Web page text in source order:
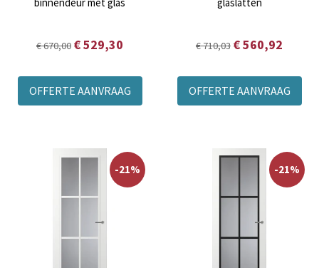
€ 670,00 € 529,30
OFFERTE AANVRAAG
€ 710,03 € 560,92
OFFERTE AANVRAAG
-21% -21%